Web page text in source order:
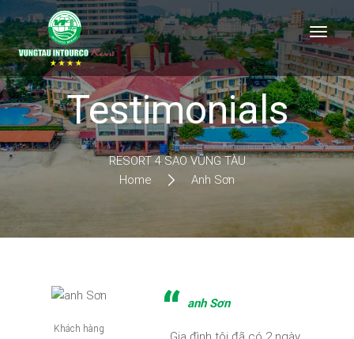
Testimonials
RESORT 4 SAO VŨNG TÀU
Home
Anh Sơn
Khách hàng
anh Sơn